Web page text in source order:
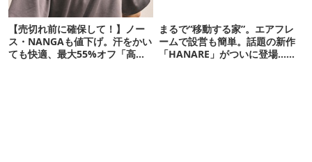
【売切れ前に確保して！】ノー
ス・NANGAも値下げ。汗をかい
ても快適、最大55%オフ「高機
まるで“移動する家”。エアフレ
ームで設営も簡単。話題の新作
「HANARE」がついに登場…！